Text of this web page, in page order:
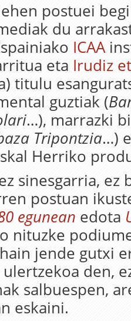
postuei
du
ICAA
eta Irudiz
titulu
guztiak (
…), marrazki
Tripontzia…)
Herriko
sinesgarria, ez
postuan
egunean edota
nituzke
jende gutxi
den,
salbuespen,
eskaini.